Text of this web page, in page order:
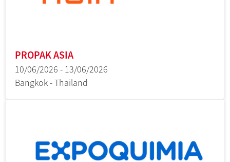
PROPAK ASIA
10/06/2026 - 13/06/2026
Bangkok - Thailand